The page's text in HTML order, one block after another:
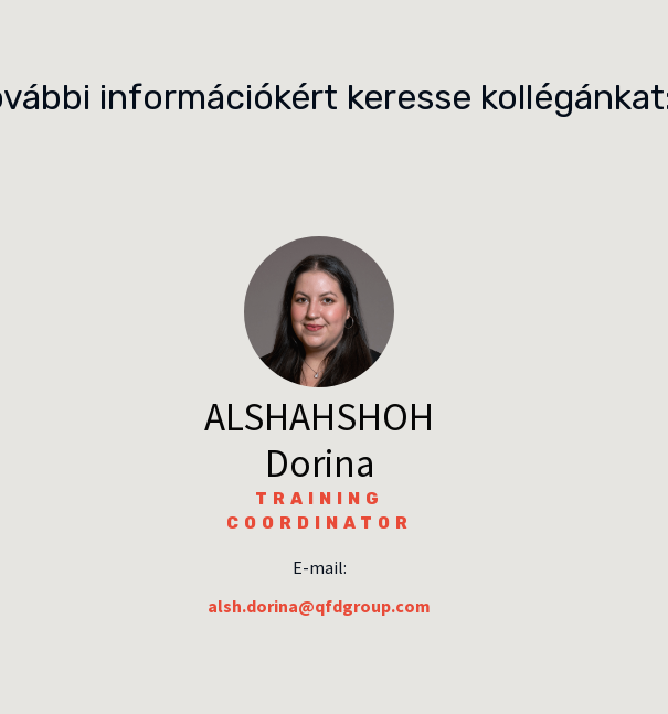
információkért keresse
ALSHAHSHOH
Dorina
TRAINING
COORDINATOR
E-mail:
alsh.dorina@qfdgroup.com